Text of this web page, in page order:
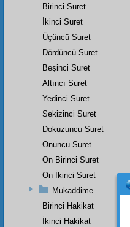
Birinci Suret
İkinci Suret
Üçüncü Suret
Dördüncü Suret
Beşinci Suret
Altıncı Suret
Yedinci Suret
Sekizinci Suret
Dokuzuncu Suret
Onuncu Suret
On Birinci Suret
On İkinci Suret
Mukaddime
Birinci Hakikat
İkinci Hakikat